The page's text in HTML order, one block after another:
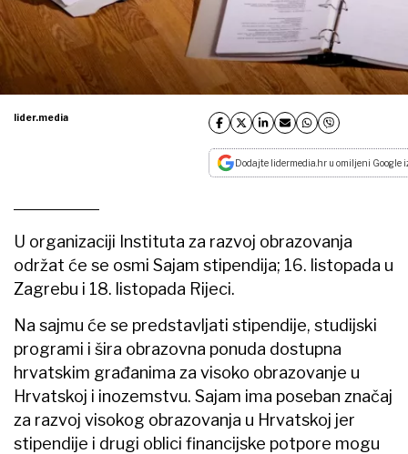
lider.media
Dodajte lidermedia.hr u omiljeni Google
U organizaciji Instituta za razvoj obrazovanja
održat će se osmi Sajam stipendija; 16. listopada u
Zagrebu i 18. listopada Rijeci.
Na sajmu će se predstavljati stipendije, studijski
programi i šira obrazovna ponuda dostupna
hrvatskim građanima za visoko obrazovanje u
Hrvatskoj i inozemstvu. Sajam ima poseban značaj
za razvoj visokog obrazovanja u Hrvatskoj jer
stipendije i drugi oblici financijske potpore mogu